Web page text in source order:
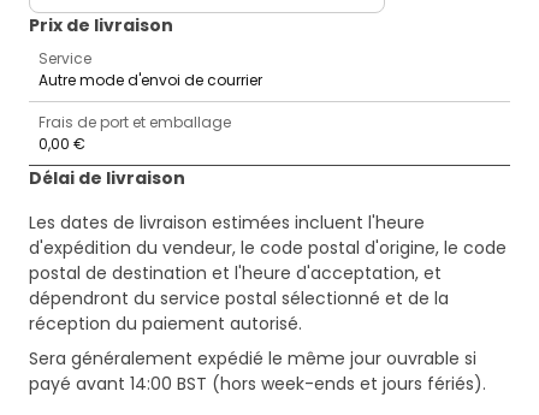
Prix ​​de livraison
Service
Autre mode d'envoi de courrier
Frais de port et emballage
0,00 €
Délai de livraison
Les dates de livraison estimées incluent l'heure
d'expédition du vendeur, le code postal d'origine, le code
postal de destination et l'heure d'acceptation, et
dépendront du service postal sélectionné et de la
réception du paiement autorisé.
Sera généralement expédié le même jour ouvrable si
payé avant 14:00 BST (hors week-ends et jours fériés).